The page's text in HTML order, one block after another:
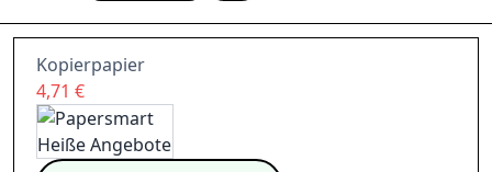
mehr beitragen.
Drehen Sie den Glücksklee
gewinnen Sie Geld
Kopierpapier
4,71 €